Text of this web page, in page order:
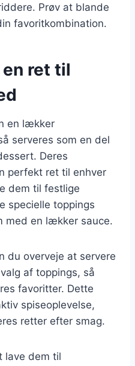
Prøv at blande
favoritkombination.
ret til
en lækker
serveres som en del
Deres
perfekt ret til enhver
dem til festlige
specielle toppings
med en lækker sauce.
du overveje at servere
af toppings, så
favoritter. Dette
spiseoplevelse,
retter efter smag.
lave dem til